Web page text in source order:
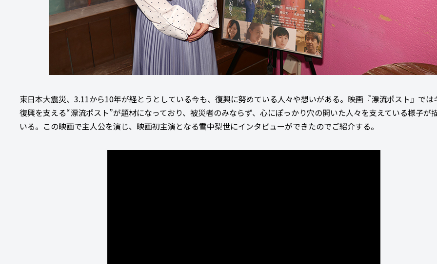
東日本大震災、3.11から10年が経とうとしている今も、復興に努めている人々や想いがある。映画『漂流ポスト』では
復興を支える“漂流ポスト”が題材になっており、被災者のみならず、心にぽっかり穴の開いた人々を支えている様子が
いる。この映画で主人公を演じ、映画初主演となる雪中梨世にインタビューができたのでご紹介する。